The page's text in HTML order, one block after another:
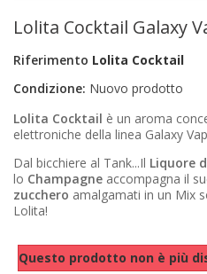
FAI DA TE
NOVITÀ
ARTICOLI IN OFFERTA
DICONO DI NOI
Lolita Cocktail Galaxy
Riferimento Lolita Cocktail
Condizione: Nuovo prodotto
Lolita Cocktail è un aroma
elettroniche della linea Galaxy
Dal bicchiere al Tank...Il Liquore
lo Champagne accompagna il
zucchero amalgamati in un Mix
Lolita!
Questo prodotto non è più